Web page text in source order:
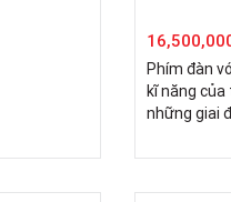
Phím đàn
kĩ năng
những giai